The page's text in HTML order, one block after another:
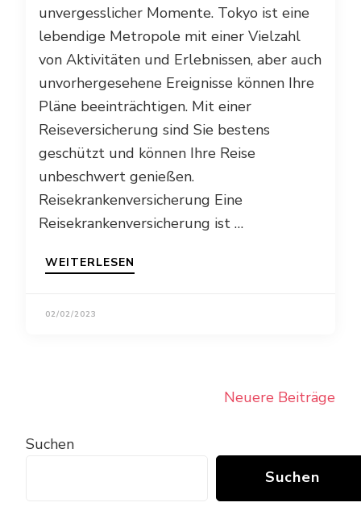
unvergesslicher Momente. Tokyo ist eine
lebendige Metropole mit einer Vielzahl
von Aktivitäten und Erlebnissen, aber auch
unvorhergesehene Ereignisse können Ihre
Pläne beeinträchtigen. Mit einer
Reiseversicherung sind Sie bestens
geschützt und können Ihre Reise
unbeschwert genießen.
Reisekrankenversicherung Eine
Reisekrankenversicherung ist …
WEITERLESEN
02/02/2023
Neuere Beiträge
Suchen
Suchen